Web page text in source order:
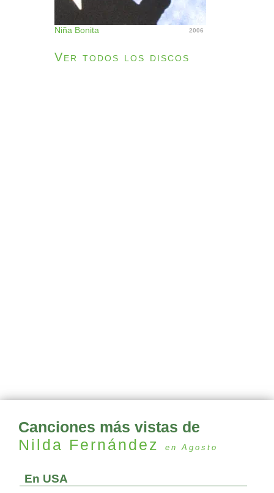
Niña Bonita 2006
Ver todos los discos
Canciones más vistas de
Nilda Fernández
en Agosto
En USA